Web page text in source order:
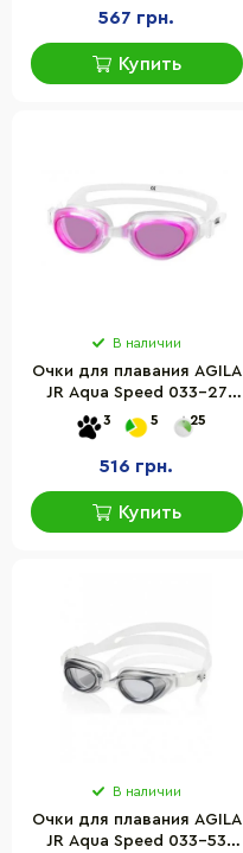
567 грн.
Купить
В наличии
Очки для плавания AGILA
JR Aqua Speed 033-27
розовый, прозрачный,
OSFM
3 5 25
516 грн.
Купить
В наличии
Очки для плавания AGILA
JR Aqua Speed 033-53